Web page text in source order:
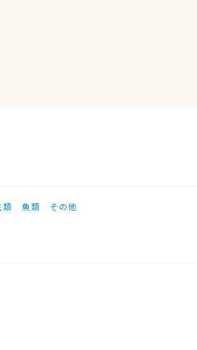
類 魚類 その他